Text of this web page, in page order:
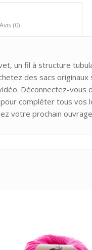
un fil à structure
des sacs originaux
Déconnectez-vous
compléter tous vos
votre prochain